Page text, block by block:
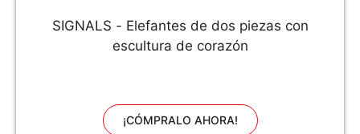
SIGNALS - Elefantes de dos piezas con
escultura de corazón
¡CÓMPRALO AHORA!